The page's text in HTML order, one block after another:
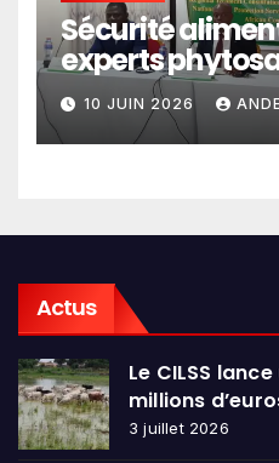
Sécurité
experts
Sahel et
en conclave à
10 JUIN 2026
Actus
Le CILSS
millions
3 juillet 2026